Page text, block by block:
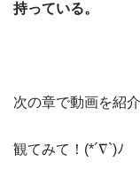
持っている。
次の章で動画を紹
観てみて！(*´∇`)ﾉ